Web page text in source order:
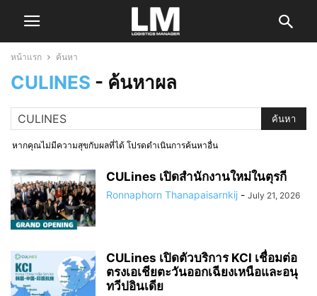
หน้าแรก ค้นหา
CULINES - ค้นหาผล
หากคุณไม่มีความสุขกับผลที่ได้ โปรดดำเนินการค้นหาอื่น
CULines เปิดสำนักงานใหม่ในตุรกี
Ronnaphorn Thanapaisarnkij - July 21, 2026
CULines เปิดตัวบริการ KCI เชื่อมต่อ
ตรงเอเชียตะวันออกเฉียงเหนือและอนุ
ทวีปอินเดีย